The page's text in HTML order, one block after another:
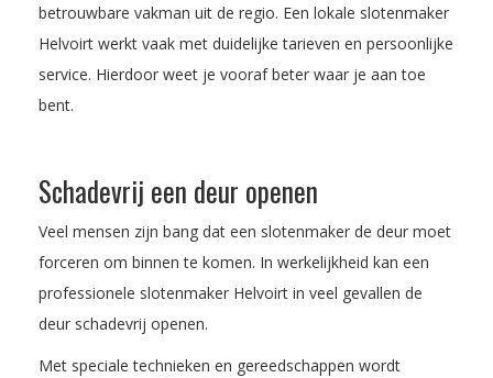
betrouwbare vakman uit de regio. Een lokale slotenmaker
Helvoirt werkt vaak met duidelijke tarieven en persoonlijke
service. Hierdoor weet je vooraf beter waar je aan toe
bent.
Schadevrij een deur openen
Veel mensen zijn bang dat een slotenmaker de deur moet
forceren om binnen te komen. In werkelijkheid kan een
professionele slotenmaker Helvoirt in veel gevallen de
deur schadevrij openen.
Met speciale technieken en gereedschappen wordt